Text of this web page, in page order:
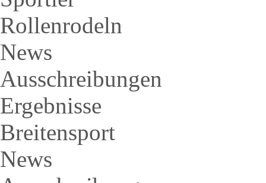
Rollenrodeln
News
Ausschreibungen
Ergebnisse
Breitensport
News